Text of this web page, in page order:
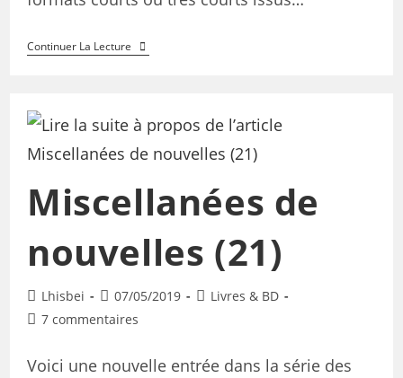
Continuer La Lecture
Miscellanées de
nouvelles (21)
Lhisbei 07/05/2019
Livres & BD
7 commentaires
Voici une nouvelle entrée dans la série des